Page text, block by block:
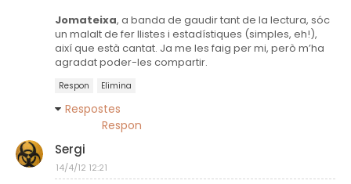
Jomateixa, a banda de gaudir tant de la lectura, sóc
un malalt de fer llistes i estadístiques (simples, eh!),
així que està cantat. Ja me les faig per mi, però m’ha
agradat poder-les compartir.
Respon Elimina
Respostes
Respon
Sergi
14/4/12 12:21